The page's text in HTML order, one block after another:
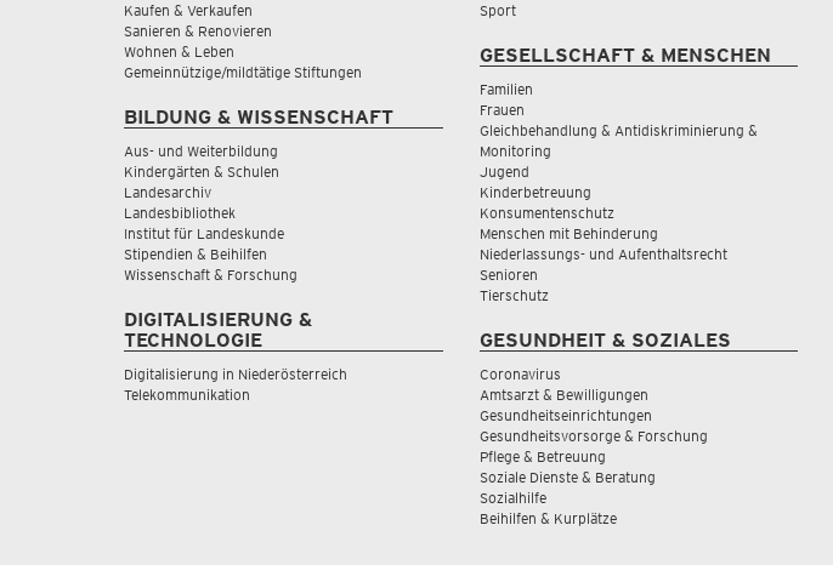
Kaufen & Verkaufen
Sanieren & Renovieren
Wohnen & Leben
Gemeinnützige/mildtätige Stiftungen
BILDUNG & WISSENSCHAFT
Aus- und Weiterbildung
Kindergärten & Schulen
Landesarchiv
Landesbibliothek
Institut für Landeskunde
Stipendien & Beihilfen
Wissenschaft & Forschung
DIGITALISIERUNG &
TECHNOLOGIE
Digitalisierung in Niederösterreich
Telekommunikation
Sport
GESELLSCHAFT & MENSCHEN
Familien
Frauen
Gleichbehandlung & Antidiskriminierung &
Monitoring
Jugend
Kinderbetreuung
Konsumentenschutz
Menschen mit Behinderung
Niederlassungs- und Aufenthaltsrecht
Senioren
Tierschutz
GESUNDHEIT & SOZIALES
Coronavirus
Amtsarzt & Bewilligungen
Gesundheitseinrichtungen
Gesundheitsvorsorge & Forschung
Pflege & Betreuung
Soziale Dienste & Beratung
Sozialhilfe
Beihilfen & Kurplätze